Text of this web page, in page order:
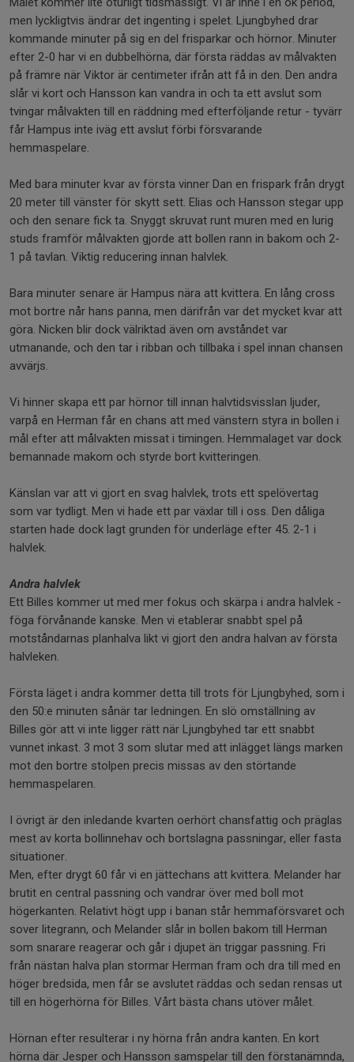
men lyckligtvis ändrar det ingenting i spelet. Ljungbyhed drar
kommande minuter på sig en del frisparkar och hörnor. Minuter
efter 2-0 har vi en dubbelhörna, där första räddas av målvakten
på främre när Viktor är centimeter ifrån att få in den. Den andra
slår vi kort och Hansson kan vandra in och ta ett avslut som
tvingar målvakten till en räddning med efterföljande retur - tyvärr
får Hampus inte iväg ett avslut förbi försvarande
hemmaspelare.
Med bara minuter kvar av första vinner Dan en frispark från drygt
20 meter till vänster för skytt sett. Elias och Hansson stegar upp
och den senare fick ta. Snyggt skruvat runt muren med en lurig
studs framför målvakten gjorde att bollen rann in bakom och 2-
1 på tavlan. Viktig reducering innan halvlek.
Bara minuter senare är Hampus nära att kvittera. En lång cross
mot bortre når hans panna, men därifrån var det mycket kvar att
göra. Nicken blir dock välriktad även om avståndet var
utmanande, och den tar i ribban och tillbaka i spel innan chansen
avvärjs.
Vi hinner skapa ett par hörnor till innan halvtidsvisslan ljuder,
varpå en Herman får en chans att med vänstern styra in bollen i
mål efter att målvakten missat i timingen. Hemmalaget var dock
bemannade makom och styrde bort kvitteringen.
Känslan var att vi gjort en svag halvlek, trots ett spelövertag
som var tydligt. Men vi hade ett par växlar till i oss. Den dåliga
starten hade dock lagt grunden för underläge efter 45. 2-1 i
halvlek.
Andra halvlek
Ett Billes kommer ut med mer fokus och skärpa i andra halvlek -
föga förvånande kanske. Men vi etablerar snabbt spel på
motståndarnas planhalva likt vi gjort den andra halvan av första
halvleken.
Första läget i andra kommer detta till trots för Ljungbyhed, som i
den 50:e minuten sånär tar ledningen. En slö omställning av
Billes gör att vi inte ligger rätt när Ljungbyhed tar ett snabbt
vunnet inkast. 3 mot 3 som slutar med att inlägget längs marken
mot den bortre stolpen precis missas av den störtande
hemmaspelaren.
I övrigt är den inledande kvarten oerhört chansfattig och präglas
mest av korta bollinnehav och bortslagna passningar, eller fasta
situationer.
Men, efter drygt 60 får vi en jättechans att kvittera. Melander har
brutit en central passning och vandrar över med boll mot
högerkanten. Relativt högt upp i banan står hemmaförsvaret och
sover litegrann, och Melander slår in bollen bakom till Herman
som snarare reagerar och går i djupet än triggar passning. Fri
från nästan halva plan stormar Herman fram och dra till med en
höger bredsida, men får se avslutet räddas och sedan rensas ut
till en högerhörna för Billes. Vårt bästa chans utöver målet.
Hörnan efter resulterar i ny hörna från andra kanten. En kort
hörna där Jesper och Hansson samspelar till den förstanämnda,